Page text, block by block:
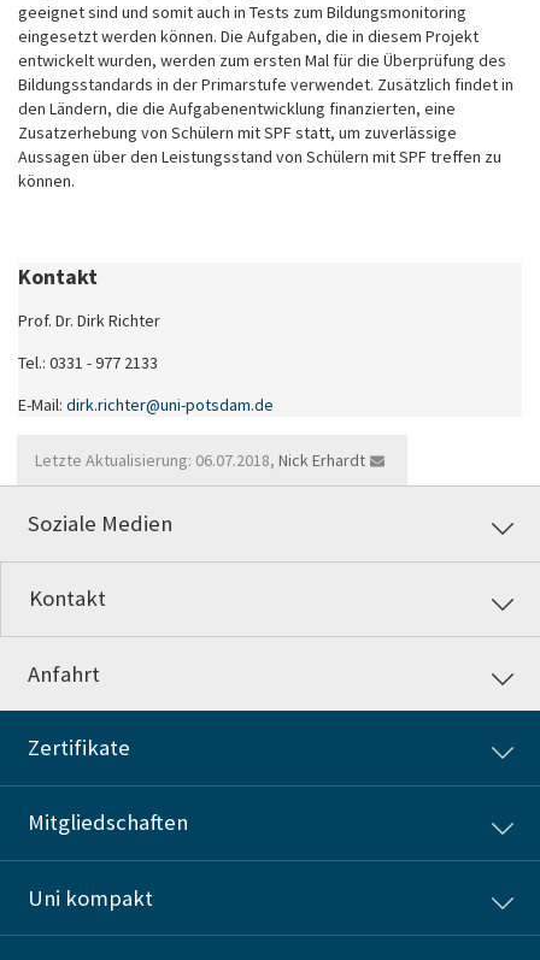
geeignet sind und somit auch in Tests zum Bildungsmonitoring
eingesetzt werden können. Die Aufgaben, die in diesem Projekt
entwickelt wurden, werden zum ersten Mal für die Überprüfung des
Bildungsstandards in der Primarstufe verwendet. Zusätzlich findet in
den Ländern, die die Aufgabenentwicklung finanzierten, eine
Zusatzerhebung von Schülern mit SPF statt, um zuverlässige
Aussagen über den Leistungsstand von Schülern mit SPF treffen zu
können.
Kontakt
Prof. Dr. Dirk Richter
Tel.: 0331 - 977 2133
E-Mail: dirk.richter@​uni-potsdam.de
Letzte Aktualisierung: 06.07.2018, Nick Erhardt
Soziale Medien
Kontakt
Anfahrt
Zertifikate
Mitgliedschaften
Uni kompakt